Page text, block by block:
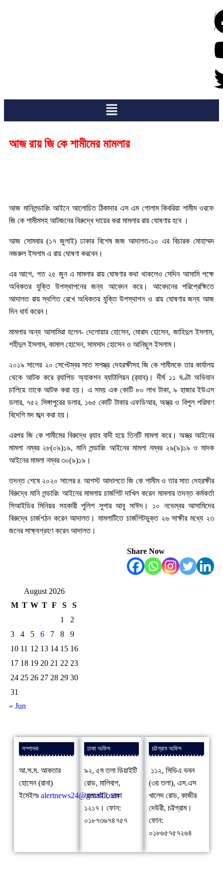
/
/
আজ রায় জি কে শামীমের মামলার
আজ মানিলন্ডারিং আইনে আলোচিত ঠিকাদার এস এম গোলাম কিবরিয়া শামীম ওরফে
জি কে শামীমসহ আটজনের বিরুদ্ধে দায়ের করা মামলার রায় ঘোষণার হবে ।
আজ সোমবার (১৭ জুলাই) ঢাকার বিশেষ জজ আদালত-১০ এর বিচারক মোহাম্মদ
নজরুল ইসলাম এ রায় ঘোষণা করবেন।
এর আগে, গত ২৫ জুন এ মামলার রায় ঘোষণার কথা থাকলেও সেদিন আসামি পক্ষে
অধিকতর যুক্তি উপস্থাপনের জন্য আবেদন করে। আবেদনের পরিপ্রেক্ষিতে
আদালত রায় স্থগিত রেখে অধিকতর যুক্তি উপস্থাপন ও রায় ঘোষণার জন্য আজ
দিন ধার্য করেন।
মামলার অন্য আসামিরা হলেন- দেলোয়ার হোসেন, মোরাদ হোসেন, জাহিদুল ইসলাম,
শহীদুল ইসলাম, কামাল হোসেন, সামসাদ হোসেন ও আনিছুল ইসলাম।
২০১৯ সালের ২০ সেপ্টেম্বর সাত সশস্ত্র দেহরক্ষীসহ জি কে শামীমকে তার কার্যালয়
থেকে আটক করে র‌্যাপিড অ্যাকশন ব্যাটালিয়ন (র‌্যাব)। দীর্ঘ ১১ ঘণ্টা অভিযান
চালিয়ে তাকে আটক করা হয়। এ সময় এক কোটি ৮০ লাখ টাকা, ৯ হাজার ইউএস
ডলার, ৭৫২ সিঙ্গাপুরের ডলার, ১৬৫ কোটি টাকার এফডিআর, অস্ত্র ও বিপুল পরিমাণ
বিদেশি মদ জব্দ করা হয়।
এরপর জি কে শামীমের বিরুদ্ধে র‌্যাব বাদী হয়ে তিনটি মামলা করে। অস্ত্র আইনের
মামলা নম্বর ২৮(০৯)১৯, মানি লন্ডারিং আইনের মামলা নম্বর ২৯(৯)১৯ ও মাদক
আইনের মামলা নম্বর ৩০(৯)১৯।
তদন্ত শেষে ২০২০ সালের ৪ আগস্ট আদালতে জি কে শামীম ও তার সাত দেহরক্ষীর
বিরুদ্ধে মানি লন্ডারিং আইনের মামলায় চার্জশিট দাখিল করেন মামলার তদন্ত কর্মকর্তা
সিআইডির সিনিয়র সহকারী পুলিশ সুপার আবু সাঈদ। ১০ নভেম্বর আসামিদের
বিরুদ্ধে চার্জগঠন করেন আদালত। মামলাটিতে চার্জশিটভুক্ত ২৬ সাক্ষীর মধ্যে ২৩
জনের সাক্ষ্যগ্রহণ করেন আদালত।
Share Now
August 2026
M T W T F S
S
1
2
3
4 5 6 7 8
9
10 11 12 13 14 15 16
17 18 19 20 21 22 23
24 25 26 27 28 29 30
31
« Jun
সম্পাদক
আ.স.ম. আকতার
হোসেন (রানা)
ইমেইলঃ alertnews24@gmail.com
ঢাকা অফিস
৯২, ৫ম তলা ডিয়াইটি
রোড, মালিবাগ,
রেলগেইট, ঢাকা
১২১৭। ফোন:
০১৮৭৩৬৭৪৭৫৭
চট্টগ্রাম অফিস
১১২, সিডিএ ভবন
(৩য় তলা), এস.এস
খালেদ রোড, কাজীর
দেউরী, চট্টগ্রাম।
ফোন:
০১৮৬৫৭৫৭২৬৪